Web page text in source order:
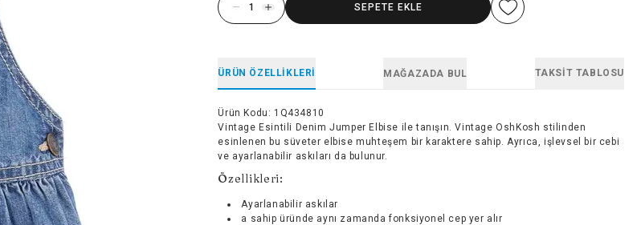
SEPETE EKLE
ÜRÜN ÖZELLIKLERI MAĞAZADA BUL TAKSIT TABLOSU
Ürün Kodu : 1Q434810
Vintage Esintili Denim Jumper Elbise ile tanışın. Vintage OshKosh stilinden
esinlenen bu süveter elbise muhteşem bir karaktere sahip. Ayrıca, işlevsel bir cebi
ve ayarlanabilir askıları da bulunur.
Özellikleri:
Ayarlanabilir askılar
a sahip üründe aynı zamanda fonksiyonel cep yer alır